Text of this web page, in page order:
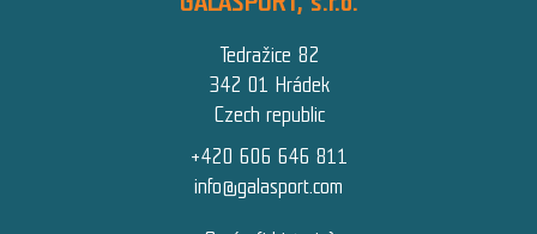
Tedražice 82
342 01 Hrádek
Czech republic
+420 606 646 811
info@galasport.com